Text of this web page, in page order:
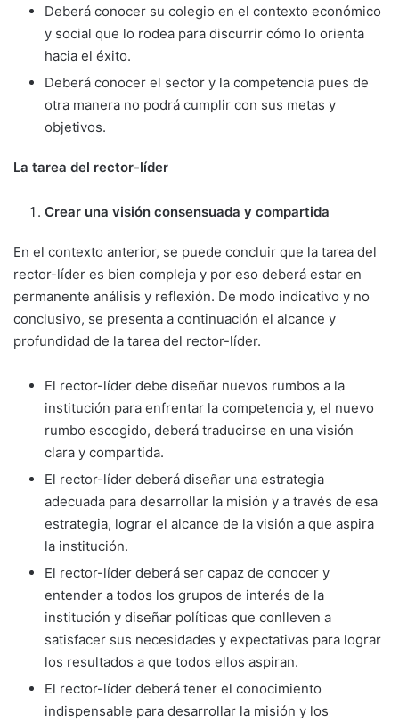
Deberá conocer su colegio en el contexto económico
y social que lo rodea para discu­rrir cómo lo orienta
hacia el éxito.
Deberá conocer el sector y la competencia pues de
otra manera no podrá cumplir con sus metas y
objetivos.
La tarea del rector-líder
Crear una visión consensuada y com­partida
En el contexto anterior, se puede concluir que la tarea del
rector-líder es bien compleja y por eso deberá estar en
permanente análi­sis y reflexión. De modo indicativo y no
con­clusivo, se presenta a continuación el alcance y
profundidad de la tarea del rector-líder.
El rector-líder debe diseñar nuevos rum­bos a la
institución para enfrentar la competencia y, el nuevo
rumbo escogido, deberá traducirse en una visión
clara y compartida.
El rector-líder deberá diseñar una estrate­gia
adecuada para desarrollar la misión y a través de esa
estrategia, lograr el alcance de la visión a que aspira
la institución.
El rector-líder deberá ser capaz de cono­cer y
entender a todos los grupos de inte­rés de la
institución y diseñar políticas que conlleven a
satisfacer sus necesidades y expectativas para lograr
los resultados a que todos ellos aspiran.
El rector-líder deberá tener el conoci­miento
indispensable para desarrollar la misión y los